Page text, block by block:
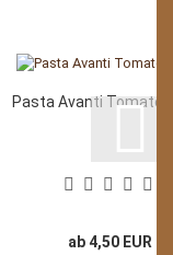
Pasta Avanti
ab 4,50 EUR